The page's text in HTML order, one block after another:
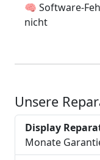
🧠 Software-
nicht
Unsere
Display
Monate